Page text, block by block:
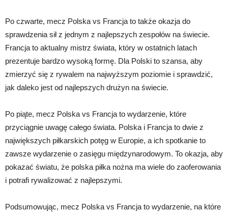
Po czwarte, mecz Polska vs Francja to także okazja do
sprawdzenia sił z jednym z najlepszych zespołów na świecie.
Francja to aktualny mistrz świata, który w ostatnich latach
prezentuje bardzo wysoką formę. Dla Polski to szansa, aby
zmierzyć się z rywalem na najwyższym poziomie i sprawdzić,
jak daleko jest od najlepszych drużyn na świecie.
Po piąte, mecz Polska vs Francja to wydarzenie, które
przyciągnie uwagę całego świata. Polska i Francja to dwie z
największych piłkarskich potęg w Europie, a ich spotkanie to
zawsze wydarzenie o zasięgu międzynarodowym. To okazja, aby
pokazać światu, że polska piłka nożna ma wiele do zaoferowania
i potrafi rywalizować z najlepszymi.
Podsumowując, mecz Polska vs Francja to wydarzenie, na które